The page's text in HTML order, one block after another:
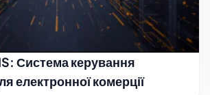
Система керування
електронної комерції